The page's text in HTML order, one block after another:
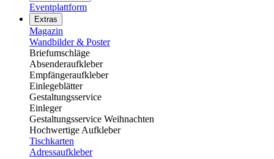
Eventplattform
Extras
Magazin
Wandbilder & Poster
Briefumschläge
Absenderaufkleber
Empfängeraufkleber
Einlegeblätter
Gestaltungsservice
Einleger
Gestaltungsservice Weihnachten
Hochwertige Aufkleber
Tischkarten
Adressaufkleber